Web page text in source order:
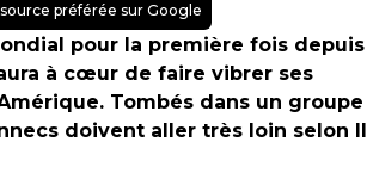
préférée sur Google
pour la première fois depuis
à cœur de faire vibrer ses
Tombés dans un groupe
doivent aller très loin selon